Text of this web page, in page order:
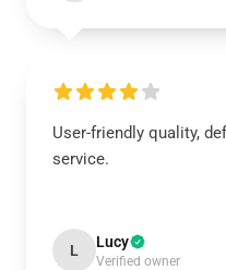
User-friendly quality,
service.
L Lucy
Verified owner